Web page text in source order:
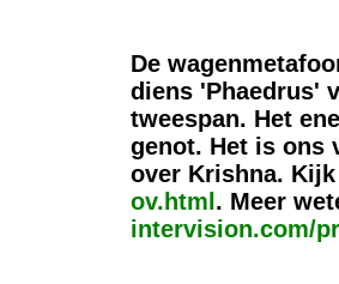
De
diens 'Phaedrus'
tweespan. Het
genot. Het is ons
over Krishna.
ov.html . Meer
intervision.com/